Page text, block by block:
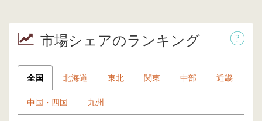
市場シェアのランキング
全国 北海道 東北 関東 中部 近畿
中国・四国 九州